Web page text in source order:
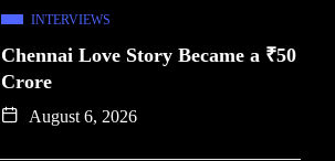
INTERVIEWS
Chennai Love Story Became a ₹50
Crore
August 6, 2026